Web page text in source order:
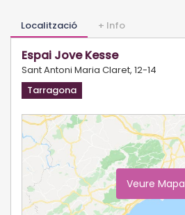
Localització + Info
Espai Jove Kesse
Sant Antoni Maria Claret, 12-14
Tarragona
Veure Mapa